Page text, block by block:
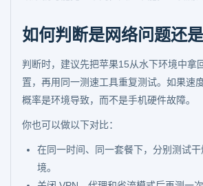
如何判断是网络问题还
判断时，建议先把苹果15从水下环境中拿
置，再用同一测速工具重复测试。如果速
概率是环境导致，而不是手机硬件故障。
你也可以做以下对比：
在同一时间、同一套餐下，分别测试
境。